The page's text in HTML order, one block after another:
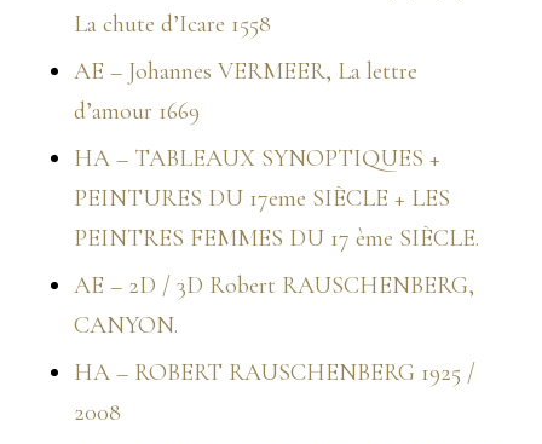
La chute d’Icare 1558
AE – Johannes VERMEER, La lettre
d’amour 1669
HA – TABLEAUX SYNOPTIQUES +
PEINTURES DU 17eme SIÈCLE + LES
PEINTRES FEMMES DU 17 ème SIÈCLE.
AE – 2D / 3D Robert RAUSCHENBERG,
CANYON.
HA – ROBERT RAUSCHENBERG 1925 /
2008